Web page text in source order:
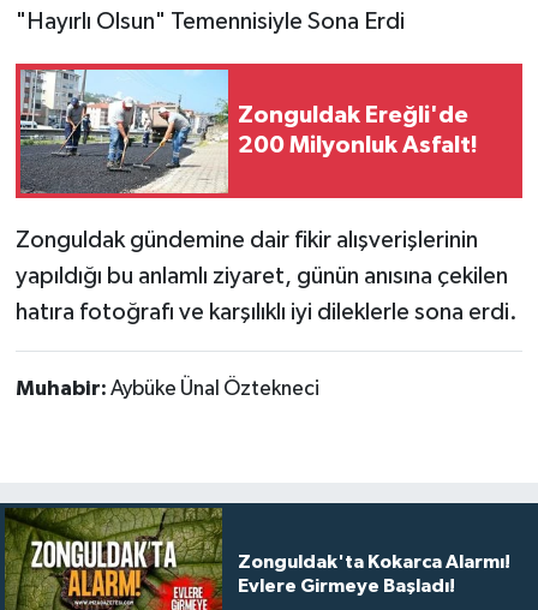
"Hayırlı Olsun" Temennisiyle Sona Erdi
Zonguldak Ereğli'de
200 Milyonluk Asfalt!
Zonguldak gündemine dair fikir alışverişlerinin
yapıldığı bu anlamlı ziyaret, günün anısına çekilen
hatıra fotoğrafı ve karşılıklı iyi dileklerle sona erdi.
Muhabir: Aybüke Ünal Öztekneci
Zonguldak'ta Kokarca Alarmı!
Evlere Girmeye Başladı!